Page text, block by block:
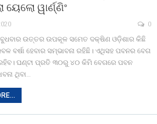
ୟେଲୋ ୱାର୍ଣ୍ଣିଂ
0
ଉତ୍ତର ଉପକୂଳ ସମେତ ଦକ୍ଷିଣ ଓଡ଼ିଶାର କିଛି
ବର୍ଷା ହେବାର ସମ୍ଭାବନା ରହିଛି। ଏଥିସହ ପବନର ବେଗ
ଘଣ୍ଟା ପ୍ରତି ୩୦ରୁ ୪୦ କିମି ବେଗରେ ପବନ
ଥିବା…